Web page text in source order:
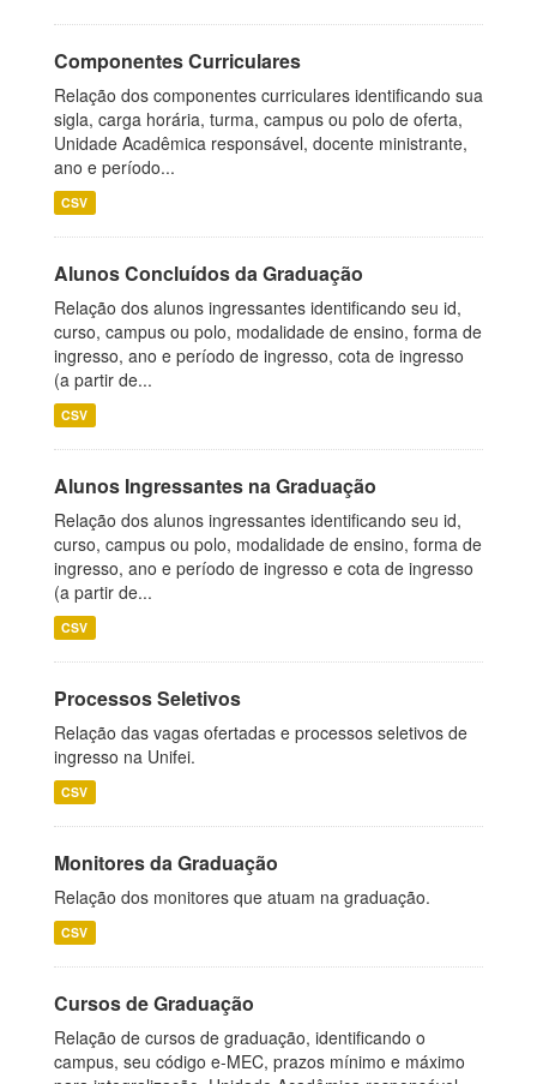
Componentes Curriculares
Relação dos componentes curriculares identificando sua
sigla, carga horária, turma, campus ou polo de oferta,
Unidade Acadêmica responsável, docente ministrante,
ano e período...
CSV
Alunos Concluídos da Graduação
Relação dos alunos ingressantes identificando seu id,
curso, campus ou polo, modalidade de ensino, forma de
ingresso, ano e período de ingresso, cota de ingresso
(a partir de...
CSV
Alunos Ingressantes na Graduação
Relação dos alunos ingressantes identificando seu id,
curso, campus ou polo, modalidade de ensino, forma de
ingresso, ano e período de ingresso e cota de ingresso
(a partir de...
CSV
Processos Seletivos
Relação das vagas ofertadas e processos seletivos de
ingresso na Unifei.
CSV
Monitores da Graduação
Relação dos monitores que atuam na graduação.
CSV
Cursos de Graduação
Relação de cursos de graduação, identificando o
campus, seu código e-MEC, prazos mínimo e máximo